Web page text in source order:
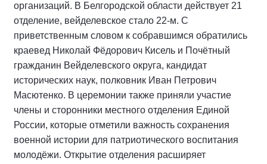
организаций. В Белгородской области действует 21
отделение, вейделевское стало 22-м. С
приветственным словом к собравшимся обратились
краевед Николай Фёдорович Кисель и Почётный
гражданин Вейделевского округа, кандидат
исторических наук, полковник Иван Петрович
Масютенко. В церемонии также приняли участие
члены и сторонники местного отделения Единой
России, которые отметили важность сохранения
военной истории для патриотического воспитания
молодёжи. Открытие отделения расширяет